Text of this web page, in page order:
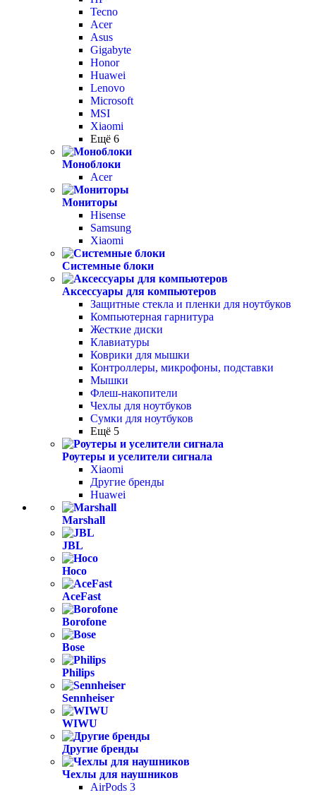
Tecno
Acer
Asus
Gigabyte
Honor
Huawei
Lenovo
Microsoft
MSI
Xiaomi
Ещё 6
Моноблоки
Acer
Мониторы
Hisense
Samsung
Xiaomi
Системные блоки
Аксессуары для компьютеров
Защитные стекла и пленки для ноутбуков
Компьютерная гарнитура
Жесткие диски
Клавиатуры
Коврики для мышки
Контроллеры, микрофоны, подставки
Мышки
Флеш-накопители
Чехлы для ноутбуков
Сумки для ноутбуков
Ещё 5
Роутеры и уселители сигнала
Xiaomi
Другие бренды
Huawei
Marshall
JBL
Hoco
AceFast
Borofone
Bose
Philips
Sennheiser
WIWU
Другие бренды
Чехлы для наушников
AirPods 3